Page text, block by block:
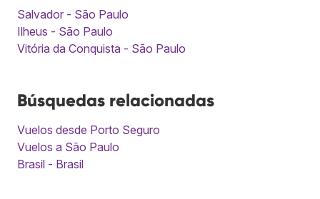
Salvador - São Paulo
Ilheus - São Paulo
Vitória da Conquista - São Paulo
Búsquedas relacionadas
Vuelos desde Porto Seguro
Vuelos a São Paulo
Brasil - Brasil